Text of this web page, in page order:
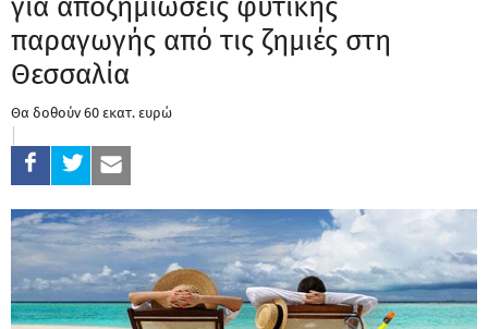
για αποζημιώσεις φυτικής
παραγωγής από τις ζημιές στη
Θεσσαλία
Θα δοθούν 60 εκατ. ευρώ